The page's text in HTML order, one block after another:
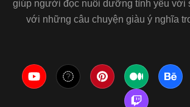
giúp người đọc nuôi dưỡng tình yêu với
với những câu chuyện giàu ý nghĩa